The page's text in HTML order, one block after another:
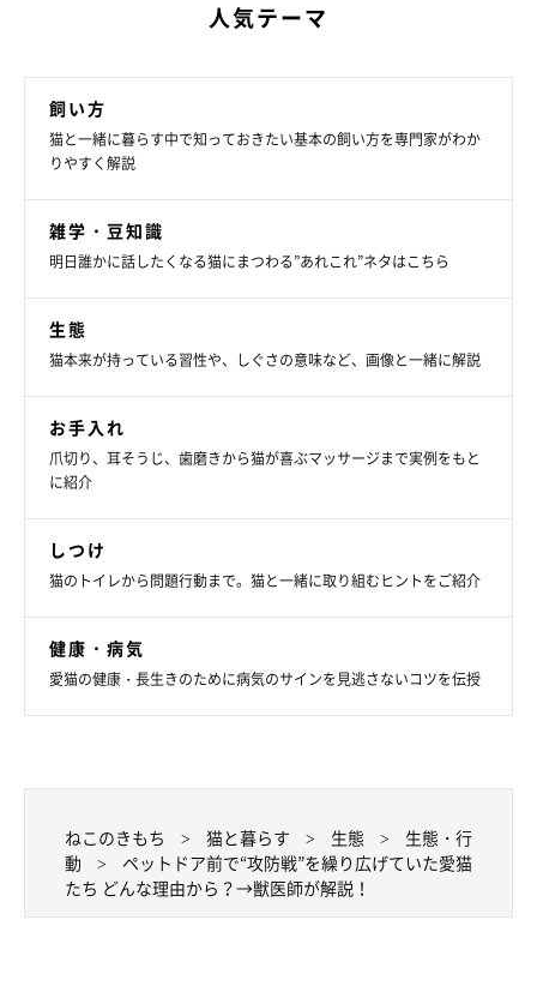
人気テーマ
飼い方
猫と一緒に暮らす中で知っておきたい基本の飼い方を専門家がわか
りやすく解説
雑学・豆知識
明日誰かに話したくなる猫にまつわる”あれこれ”ネタはこちら
生態
猫本来が持っている習性や、しぐさの意味など、画像と一緒に解説
お手入れ
爪切り、耳そうじ、歯磨きから猫が喜ぶマッサージまで実例をもと
に紹介
しつけ
猫のトイレから問題行動まで。猫と一緒に取り組むヒントをご紹介
健康・病気
愛猫の健康・長生きのために病気のサインを見逃さないコツを伝授
ねこのきもち 猫と暮らす 生態
生態・行
動
ペットドア前で“攻防戦”を繰り広げていた愛猫
たち どんな理由から？→獣医師が解説！